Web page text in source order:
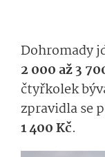
Dohromady
2 000 až 3
čtyřkolek
zpravidla se
1 400 Kč.